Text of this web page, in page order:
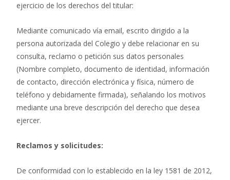
ejercicio de los derechos del titular:
Mediante comunicado vía email, escrito dirigido a la
persona autorizada del Colegio y debe relacionar en su
consulta, reclamo o petición sus datos personales
(Nombre completo, documento de identidad, información
de contacto, dirección electrónica y física, número de
teléfono y debidamente firmada), señalando los motivos
mediante una breve descripción del derecho que desea
ejercer.
Reclamos y solicitudes:
De conformidad con lo establecido en la ley 1581 de 2012,